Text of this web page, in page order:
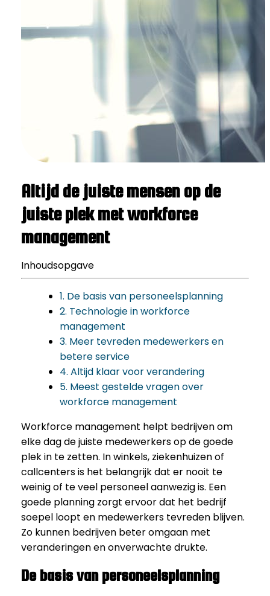
Altijd de juiste mensen op de
juiste plek met workforce
management
Inhoudsopgave
1. De basis van personeelsplanning
2. Technologie in workforce
management
3. Meer tevreden medewerkers en
betere service
4. Altijd klaar voor verandering
5. Meest gestelde vragen over
workforce management
Workforce management helpt bedrijven om
elke dag de juiste medewerkers op de goede
plek in te zetten. In winkels, ziekenhuizen of
callcenters is het belangrijk dat er nooit te
weinig of te veel personeel aanwezig is. Een
goede planning zorgt ervoor dat het bedrijf
soepel loopt en medewerkers tevreden blijven.
Zo kunnen bedrijven beter omgaan met
veranderingen en onverwachte drukte.
De basis van personeelsplanning